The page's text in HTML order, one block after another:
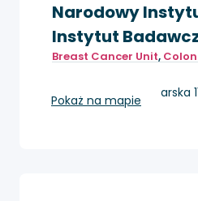
Narodowy
Instytut
Breast Cancer Unit,
Kraków, ul. Garncarska
Pokaż na mapie